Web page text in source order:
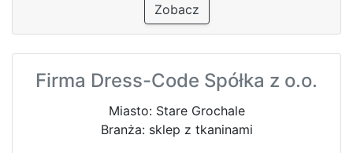
Zobacz
Firma Dress-Code Spółka z o.o.
Miasto: Stare Grochale
Branża: sklep z tkaninami